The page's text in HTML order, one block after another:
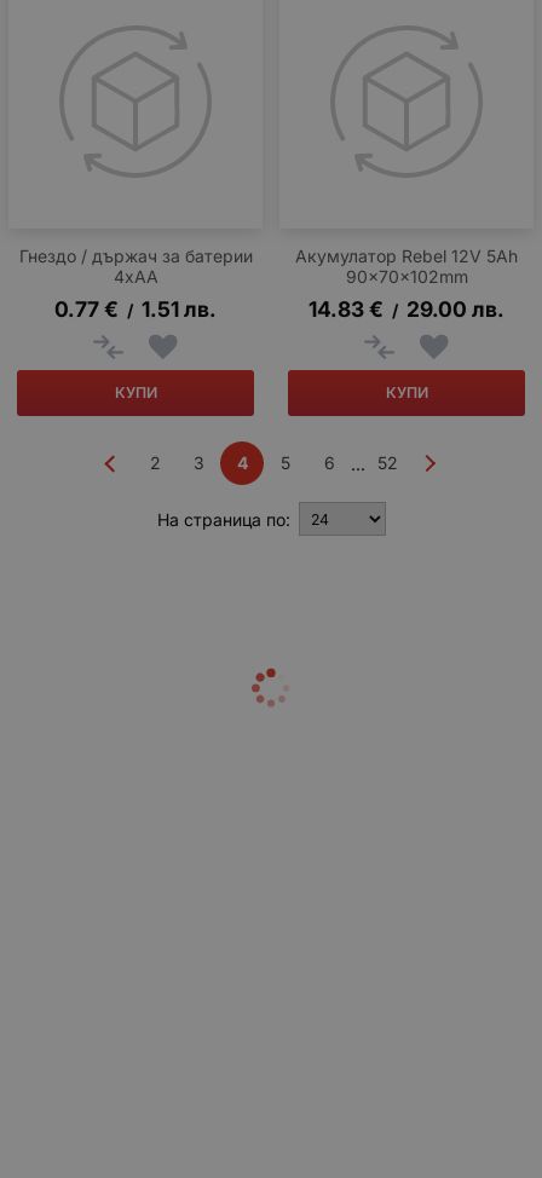
Гнездо / държач за батерии
4xAA
0.77€ / 1.51лв.
КУПИ
Акумулатор Rebel 12V 5Ah
90x70x102mm
14.83€ / 29.00 лв.
КУПИ
2 3 4 5 6 ... 52
На страница по: